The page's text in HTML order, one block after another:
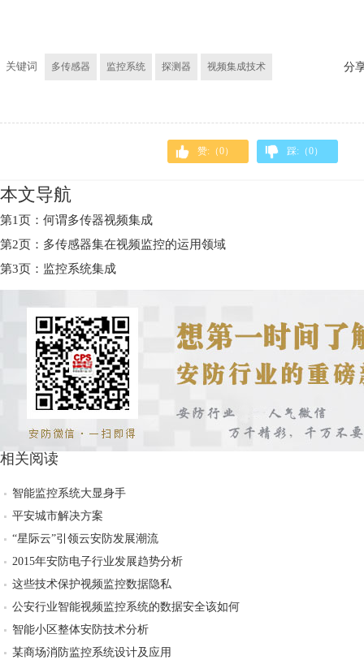
关键词 多传感器 监控系统 探测器 视频集成技术 分
赞:（0） 踩:（0）
本文导航
第1页：何谓多传器视频集成
第2页：多传感器集在视频监控的运用领域
第3页：监控系统集成
相关阅读
智能监控系统大显身手
平安城市解决方案
“星际云”引领云安防发展潮流
2015年安防电子行业发展趋势分析
这些技术保护视频监控数据隐私
公安行业智能视频监控系统的数据安全该如何
智能小区整体安防技术分析
某商场消防监控系统设计及应用